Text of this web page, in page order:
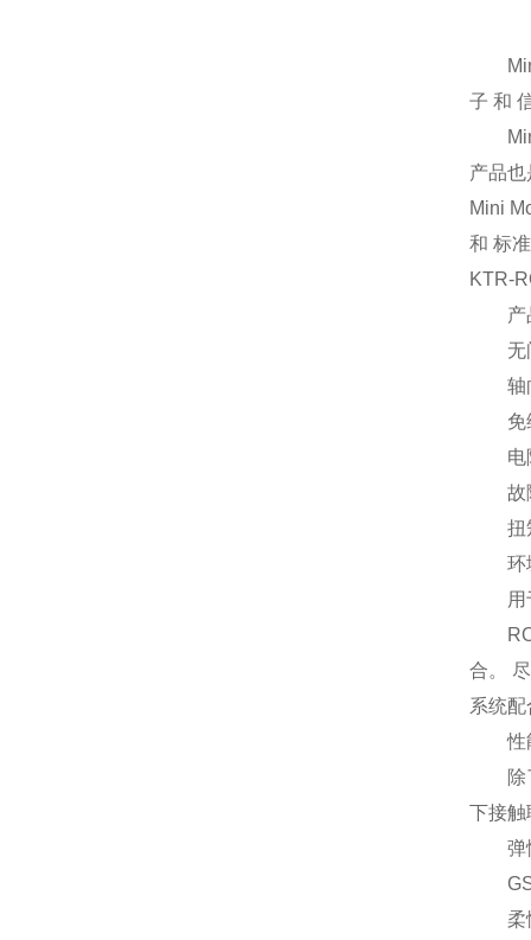
Mini
子 和
产品
Mini
和 标
KTR-
产
无间
轴
免
电
故
扭矩
环境
用于
合。
系统
性
除了
下接触
弹
GS系
柔性